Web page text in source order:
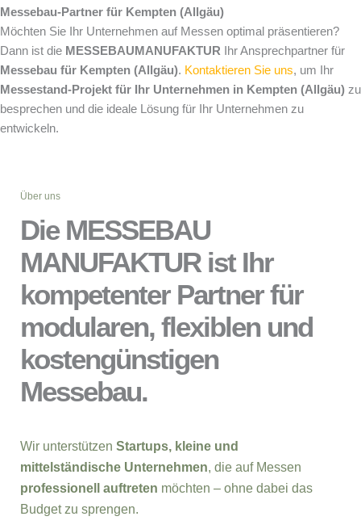
Messebau-Partner für Kempten (Allgäu)
Möchten Sie Ihr Unternehmen auf Messen optimal präsentieren?
Dann ist die MESSEBAUMANUFAKTUR Ihr Ansprechpartner für
Messebau für Kempten (Allgäu). Kontaktieren Sie uns, um Ihr
Messestand-Projekt für Ihr Unternehmen in Kempten (Allgäu) zu
besprechen und die ideale Lösung für Ihr Unternehmen zu
entwickeln.
Über uns
Die MESSEBAU
MANUFAKTUR ist Ihr
kompetenter Partner für
modularen, flexiblen und
kostengünstigen
Messebau.
Wir unterstützen Startups, kleine und
mittelständische Unternehmen, die auf Messen
professionell auftreten möchten – ohne dabei das
Budget zu sprengen.